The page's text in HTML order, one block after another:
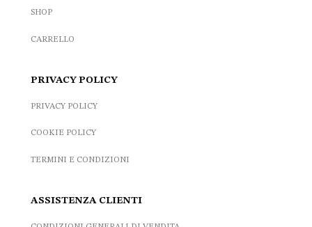
SHOP
CARRELLO
PRIVACY POLICY
PRIVACY POLICY
COOKIE POLICY
TERMINI E CONDIZIONI
ASSISTENZA CLIENTI